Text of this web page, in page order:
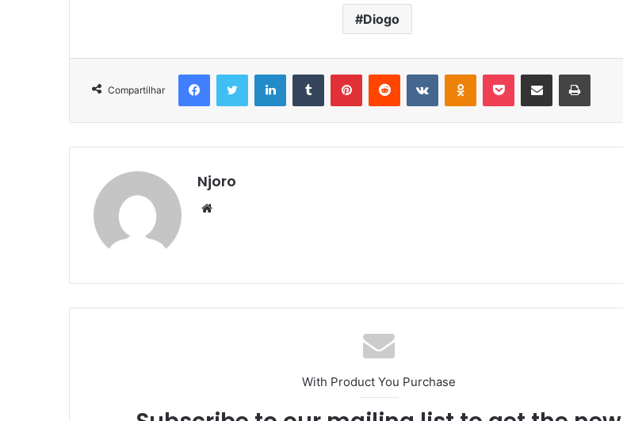
Diogo
Compartilhar
FacebookTwitter LinkedinTumblr PinterestReddit VK OK Pocket Compartilhar via e-mail Imprimir
Njoro
Website
With Product You Purchase